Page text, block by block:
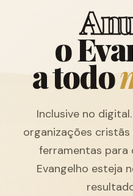
An
oEva
atodo
Inclusive no
organizações
ferramentas para
Evangelho esteja